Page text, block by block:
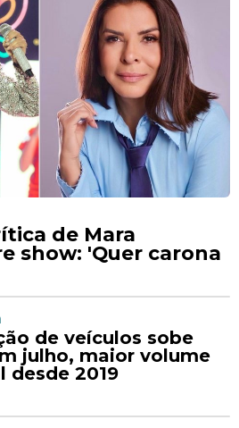
de Mara
show: 'Quer carona
de veículos sobe
julho, maior volume
desde 2019